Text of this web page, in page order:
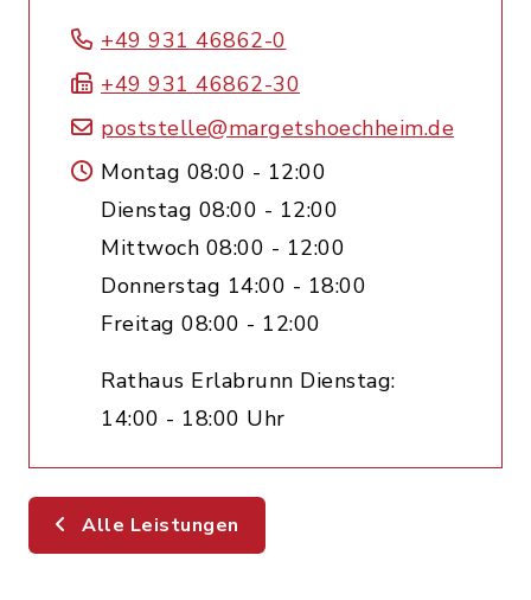
+49 931 46862-0
+49 931 46862-30
poststelle@margetshoechheim.de
Montag 08:00 - 12:00
Dienstag 08:00 - 12:00
Mittwoch 08:00 - 12:00
Donnerstag 14:00 - 18:00
Freitag 08:00 - 12:00
Rathaus Erlabrunn Dienstag:
14:00 - 18:00 Uhr
Alle Leistungen